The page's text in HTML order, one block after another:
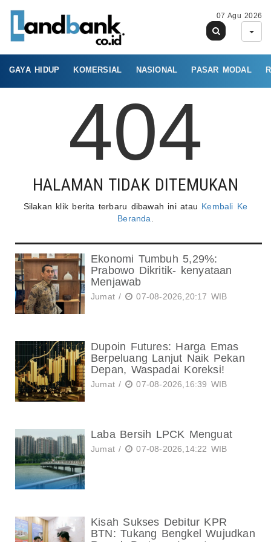
07 Agu 2026
GAYA HIDUP KOMERSIAL NASIONAL PASAR MODAL
404
HALAMAN TIDAK DITEMUKAN
Silakan klik berita terbaru dibawah ini atau Kembali Ke
Beranda
Ekonomi Tumbuh 5,29%:
Prabowo Dikritik- kenyataan
Menjawab
Jumat / 07-08-2026,20:17 WIB
Dupoin Futures: Harga Emas
Berpeluang Lanjut Naik Pekan
Depan, Waspadai Koreksi!
Jumat / 07-08-2026,16:39 WIB
Laba Bersih LPCK Menguat
Jumat / 07-08-2026,14:22 WIB
Kisah Sukses Debitur KPR
BTN: Tukang Bengkel Wujudkan